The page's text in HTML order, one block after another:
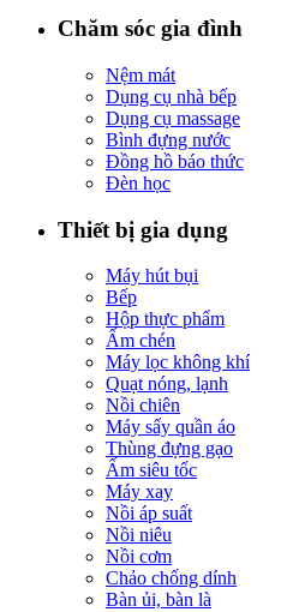
Chăm sóc gia đình
Nệm mát
Dụng cụ nhà bếp
Dụng cụ massage
Bình đựng nước
Đồng hồ báo thức
Đèn học
Thiết bị gia dụng
Máy hút bụi
Bếp
Hộp thực phẩm
Ấm chén
Máy lọc không khí
Quạt nóng, lạnh
Nồi chiên
Máy sấy quần áo
Thùng đựng gạo
Ấm siêu tốc
Máy xay
Nồi áp suất
Nồi niêu
Nồi cơm
Chảo chống dính
Bàn ủi, bàn là